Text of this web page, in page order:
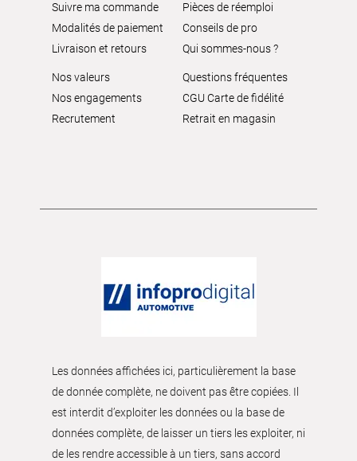
Suivre ma commande
Modalités de paiement
Livraison et retours
Pièces de réemploi
Conseils de pro
Qui sommes-nous ?
Nos valeurs
Nos engagements
Recrutement
Questions fréquentes
CGU Carte de fidélité
Retrait en magasin
Les données affichées ici, particulièrement la base
de donnée complète, ne doivent pas être copiées. Il
est interdit d’exploiter les données ou la base de
données complète, de laisser un tiers les exploiter, ni
de les rendre accessible à un tiers, sans accord